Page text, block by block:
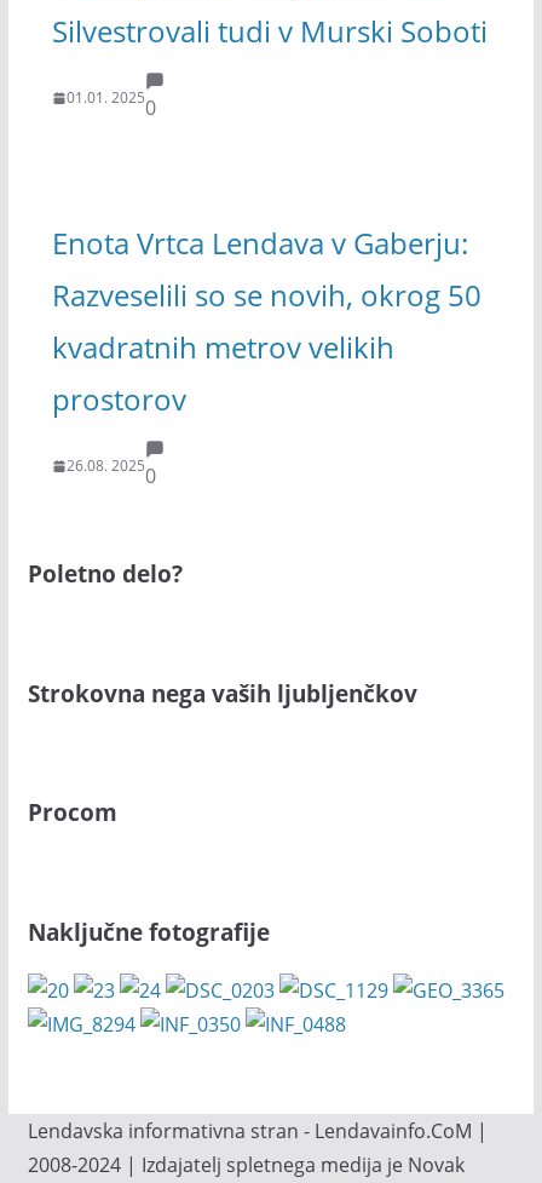
Silvestrovali tudi v Murski Soboti
01.01. 20250
Enota Vrtca Lendava v Gaberju:
Razveselili so se novih, okrog 50
kvadratnih metrov velikih
prostorov
26.08. 20250
Poletno delo?
Strokovna nega vaših ljubljenčkov
Procom
Naključne fotografije
Lendavska informativna stran - Lendavainfo.CoM |
2008-2024 | Izdajatelj spletnega medija je Novak